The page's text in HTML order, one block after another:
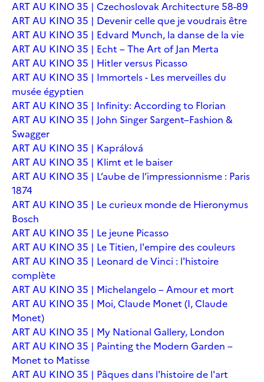
ART AU KINO 35 | Czechoslovak Architecture 58-89
ART AU KINO 35 | Devenir celle que je voudrais être
ART AU KINO 35 | Edvard Munch, la danse de la vie
ART AU KINO 35 | Echt – The Art of Jan Merta
ART AU KINO 35 | Hitler versus Picasso
ART AU KINO 35 | Immortels - Les merveilles du
musée égyptien
ART AU KINO 35 | Infinity: According to Florian
ART AU KINO 35 | John Singer Sargent–Fashion &
Swagger
ART AU KINO 35 | Kaprálová
ART AU KINO 35 | Klimt et le baiser
ART AU KINO 35 | L’aube de l’impressionnisme : Paris
1874
ART AU KINO 35 | Le curieux monde de Hieronymus
Bosch
ART AU KINO 35 | Le jeune Picasso
ART AU KINO 35 | Le Titien, l'empire des couleurs
ART AU KINO 35 | Leonard de Vinci : l'histoire
complète
ART AU KINO 35 | Michelangelo – Amour et mort
ART AU KINO 35 | Moi, Claude Monet (I, Claude
Monet)
ART AU KINO 35 | My National Gallery, London
ART AU KINO 35 | Painting the Modern Garden –
Monet to Matisse
ART AU KINO 35 | Pâques dans l'histoire de l'art